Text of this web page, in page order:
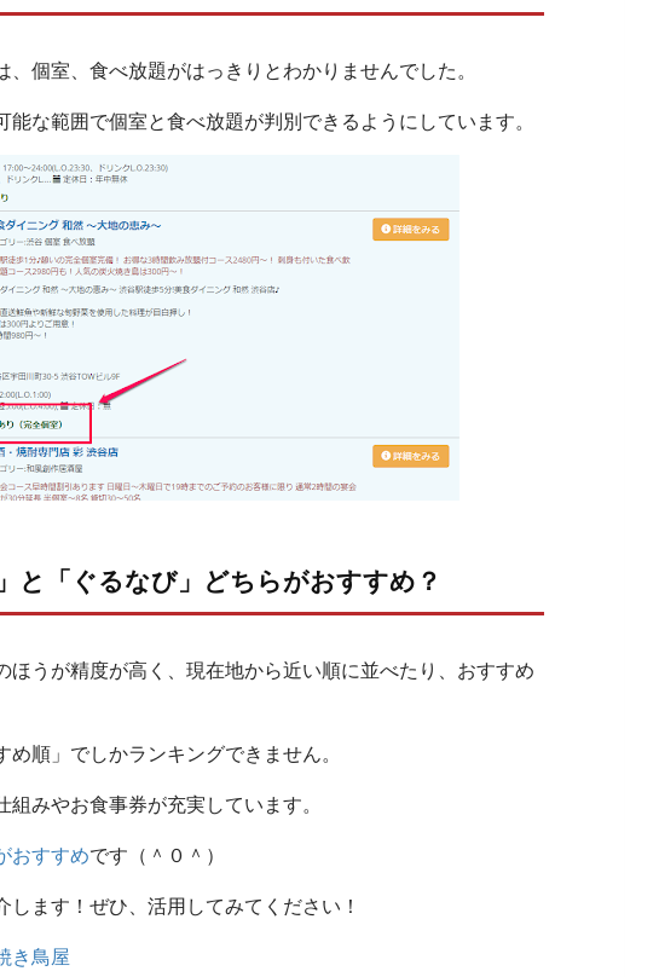
個室、食べ放題がはっきりとわかりませんでした。
な範囲で個室と食べ放題が判別できるようにしています。
と「ぐるなび」どちらがおすすめ？
ほうが精度が高く、現在地から近い順に並べたり、おすすめ
順」でしかランキングできません。
みやお食事券が充実しています。
おすすめです（＾０＾）
ます！ぜひ、活用してみてください！
き鳥屋